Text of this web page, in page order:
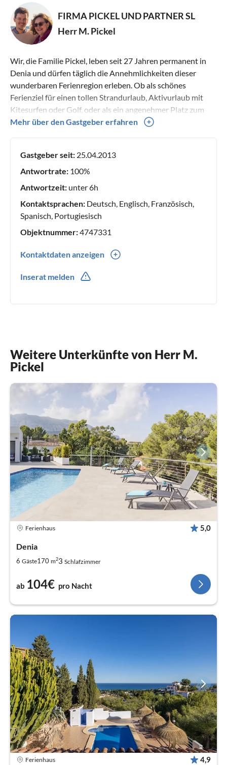
FIRMA PICKEL UND PARTNER SL
Herr M. Pickel
Wir, die Familie Pickel, leben seit 27 Jahren permanent in
Denia und dürfen täglich die Annehmlichkeiten dieser
wunderbaren Ferienregion erleben. Ob als schönes
Ferienziel für einen tollen Strandurlaub, Aktivurlaub mit
Kitesurfen oder Golf, oder als ein angenehmer Platz zum
Überwintern, Denia bietet etwas für jeden Urlaubertyp. Wir
Mehr über den Gastgeber erfahren
Gastgeber seit: 25.04.2013
Antwortrate: 100%
Antwortzeit: unter 6h
Kontaktsprachen: Deutsch, Englisch, Französisch,
Spanisch, Portugiesisch
Objektnummer:4747331
Kontaktdaten anzeigen
Inserat melden
Weitere Unterkünfte von Herr M.
Pickel
Ferienhaus 5,0
Denia
6 Gäste170 m23 Schlafzimmer
ab 104€ pro Nacht
Ferienhaus 4,9